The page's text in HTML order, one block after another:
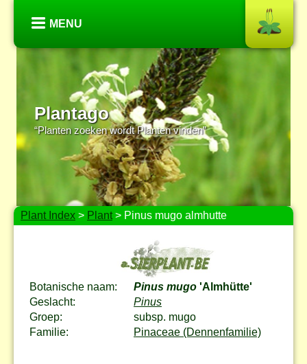
MENU
Plantago
“Planten zoeken wordt Planten vinden”
Plant Index > Plant> Pinus mugo almhutte
Botanische naam: Pinus mugo 'Almhütte'
Geslacht:
Pinus
Groep:
subsp. mugo
Familie:
Pinaceae (Dennenfamilie)